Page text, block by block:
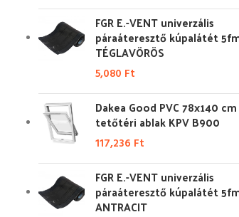
FGR E.-VENT univerzális
páraáteresztő kúpalátét
TÉGLAVÖRÖS
5,080 Ft
Dakea Good PVC 78x140 cm
tetőtéri ablak KPV B900
117,236 Ft
FGR E.-VENT univerzális
páraáteresztő kúpalátét
ANTRACIT